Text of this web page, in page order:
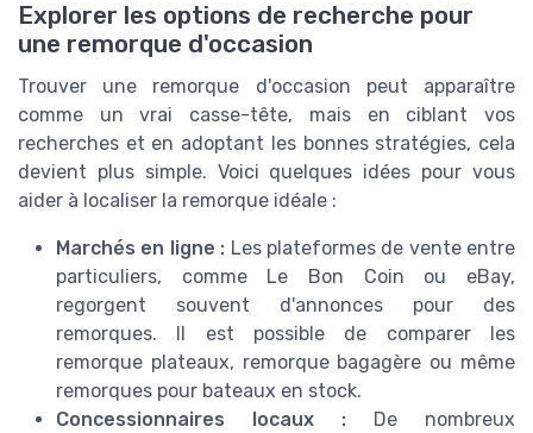
Explorer les options de recherche pour
une remorque d'occasion
Trouver une remorque d'occasion peut apparaître
comme un vrai casse-tête, mais en ciblant vos
recherches et en adoptant les bonnes stratégies, cela
devient plus simple. Voici quelques idées pour vous
aider à localiser la remorque idéale :
Marchés en ligne : Les plateformes de vente entre
particuliers, comme Le Bon Coin ou eBay,
regorgent souvent d'annonces pour des
remorques. Il est possible de comparer les
remorque plateaux, remorque bagagère ou même
remorques pour bateaux en stock.
Concessionnaires locaux : De nombreux